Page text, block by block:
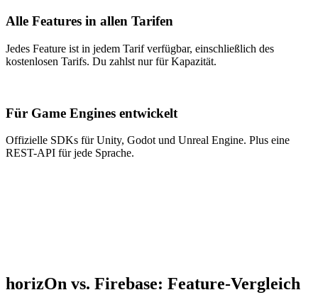
Alle Features in allen Tarifen
Jedes Feature ist in jedem Tarif verfügbar, einschließlich des
kostenlosen Tarifs. Du zahlst nur für Kapazität.
Für Game Engines entwickelt
Offizielle SDKs für Unity, Godot und Unreal Engine. Plus eine
REST-API für jede Sprache.
horizOn vs. Firebase: Feature-Vergleich